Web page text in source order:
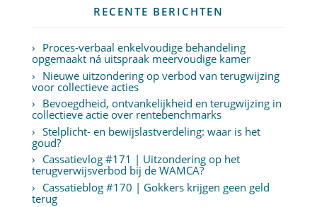
RECENTE BERICHTEN
Proces-verbaal enkelvoudige behandeling
opgemaakt ná uitspraak meervoudige kamer
Nieuwe uitzondering op verbod van terugwijzing
voor collectieve acties
Bevoegdheid, ontvankelijkheid en terugwijzing in
collectieve actie over rentebenchmarks
Stelplicht- en bewijslastverdeling: waar is het
goud?
Cassatievlog #171 | Uitzondering op het
terugverwijsverbod bij de WAMCA?
Cassatieblog #170 | Gokkers krijgen geen geld
terug